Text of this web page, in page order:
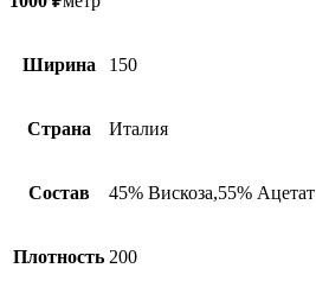
Ширина 150
Страна Италия
Состав 45% Вискоза,55% Ацетат
Плотность 200